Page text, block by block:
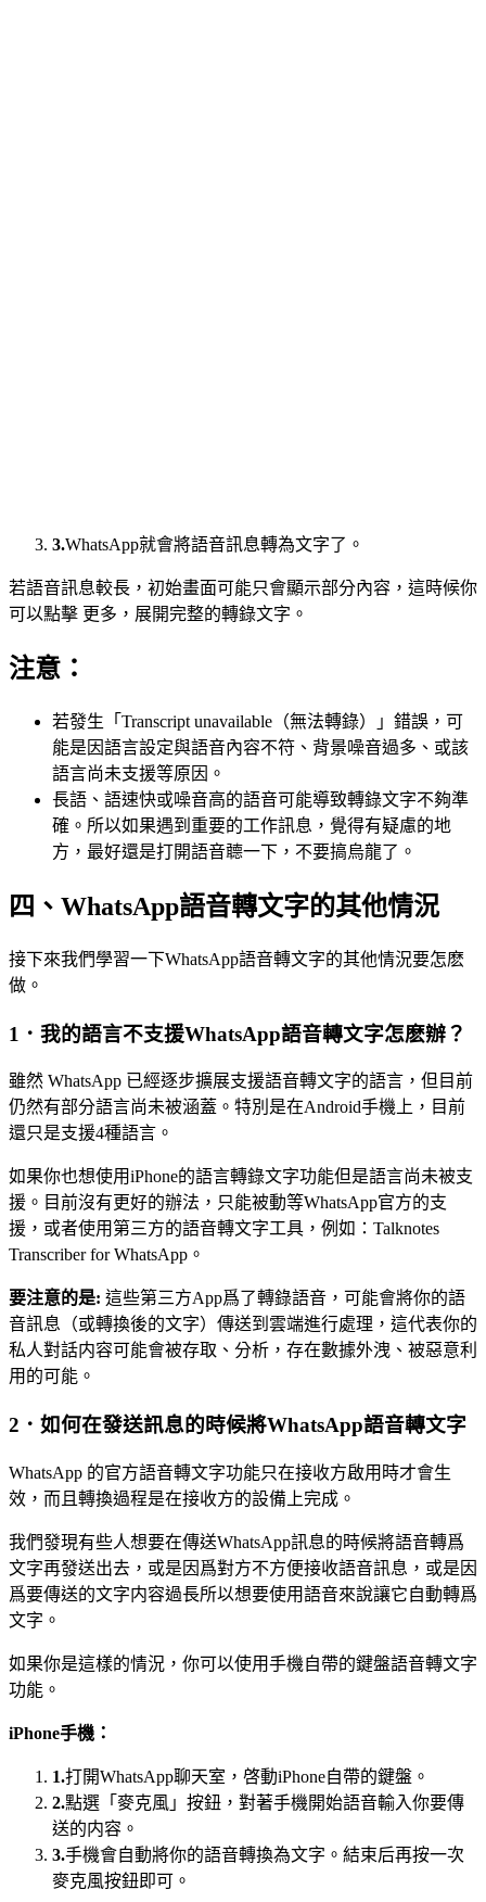
3.WhatsApp就會將語音訊息轉為文字了。
若語音訊息較長，初始畫面可能只會顯示部分內容，這時候你
可以點擊 更多，展開完整的轉錄文字。
注意：
若發生「Transcript unavailable（無法轉錄）」錯誤，可
能是因語言設定與語音內容不符、背景噪音過多、或該
語言尚未支援等原因。
長語、語速快或噪音高的語音可能導致轉錄文字不夠準
確。所以如果遇到重要的工作訊息，覺得有疑慮的地
方，最好還是打開語音聼一下，不要搞烏龍了。
四、WhatsApp語音轉文字的其他情況
接下來我們學習一下WhatsApp語音轉文字的其他情況要怎麽
做。
1．我的語言不支援WhatsApp語音轉文字怎麽辦？
雖然 WhatsApp 已經逐步擴展支援語音轉文字的語言，但目前
仍然有部分語言尚未被涵蓋。特別是在Android手機上，目前
還只是支援4種語言。
如果你也想使用iPhone的語言轉錄文字功能但是語言尚未被支
援。目前沒有更好的辦法，只能被動等WhatsApp官方的支
援，或者使用第三方的語音轉文字工具，例如：Talknotes
Transcriber for WhatsApp。
要注意的是: 這些第三方App爲了轉錄語音，可能會將你的語
音訊息（或轉換後的文字）傳送到雲端進行處理，這代表你的
私人對話内容可能會被存取、分析，存在數據外洩、被惡意利
用的可能。
2．如何在發送訊息的時候將WhatsApp語音轉文字
WhatsApp 的官方語音轉文字功能只在接收方啟用時才會生
效，而且轉換過程是在接收方的設備上完成。
我們發現有些人想要在傳送WhatsApp訊息的時候將語音轉爲
文字再發送出去，或是因爲對方不方便接收語音訊息，或是因
爲要傳送的文字内容過長所以想要使用語音來說讓它自動轉爲
文字。
如果你是這樣的情況，你可以使用手機自帶的鍵盤語音轉文字
功能。
iPhone手機：
1.打開WhatsApp聊天室，啓動iPhone自帶的鍵盤。
2.點選「麥克風」按鈕，對著手機開始語音輸入你要傳
送的内容。
3.手機會自動將你的語音轉換為文字。結束后再按一次
麥克風按鈕即可。